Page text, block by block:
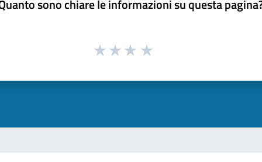
sono chiare le informazioni su questa